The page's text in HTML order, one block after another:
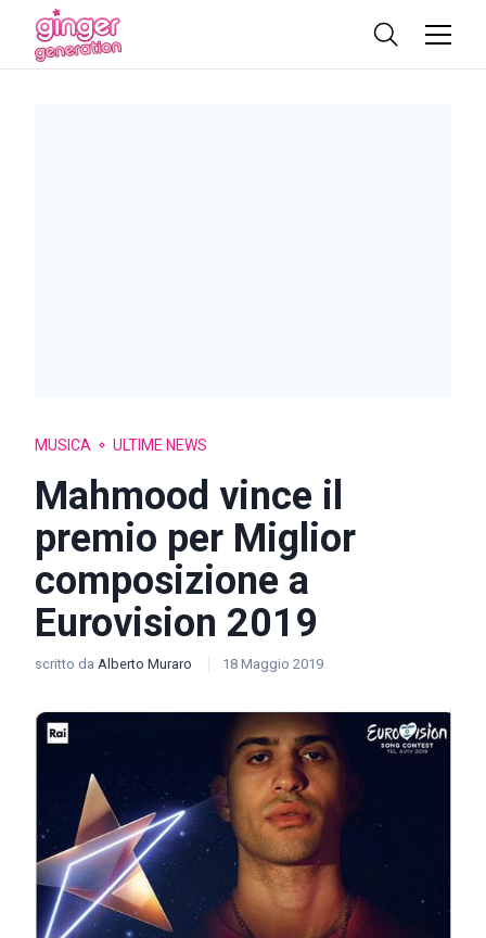
MUSICA ULTIME NEWS
Mahmood vince il
premio per Miglior
composizione a
Eurovision 2019
scritto da Alberto Muraro 18 Maggio 2019